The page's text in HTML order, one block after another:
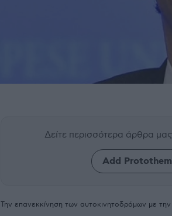
Δείτε περισσότερα άρθρα μας
Add
Την επανεκκίνηση των αυτοκινητοδρόμων με